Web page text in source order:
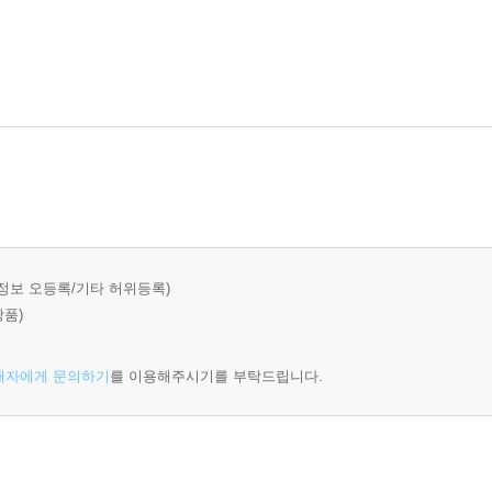
보 오등록/기타 허위등록)
품)
자에게 문의하기 를 이용해주시기를 부탁드립니다.